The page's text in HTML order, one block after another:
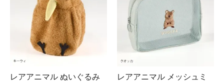
レアアニマル ぬいぐるみ
レアアニマル メッシュミ